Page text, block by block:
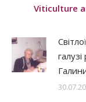
Viticulture